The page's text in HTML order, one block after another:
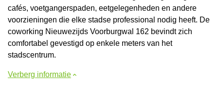
cafés, voetgangerspaden, eetgelegenheden en andere
voorzieningen die elke stadse professional nodig heeft. De
coworking Nieuwezijds Voorburgwal 162 bevindt zich
comfortabel gevestigd op enkele meters van het
stadscentrum.
Verberg informatie